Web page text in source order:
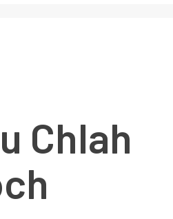
Chlah